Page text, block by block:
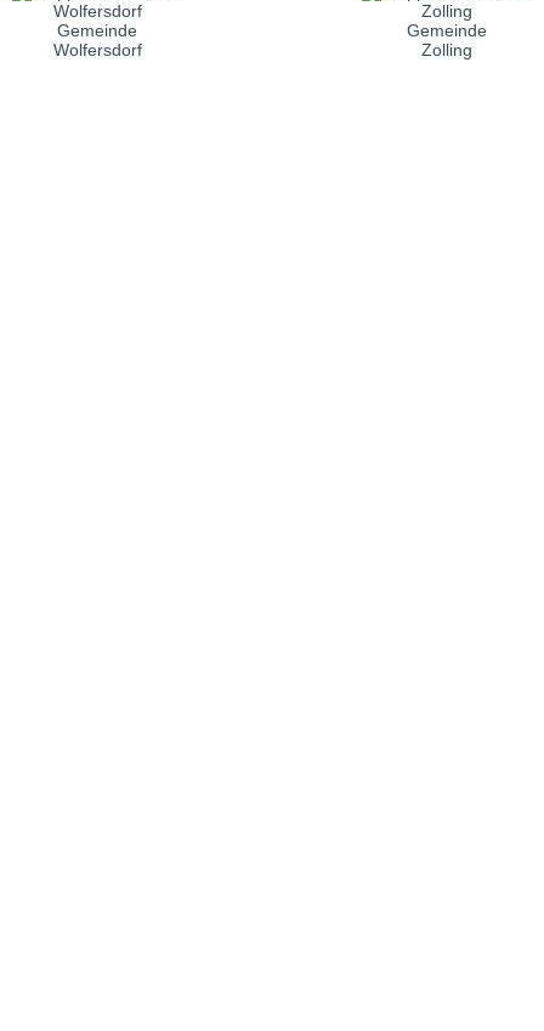
Gemeinde
Wolfersdorf
Gemeinde
Zolling